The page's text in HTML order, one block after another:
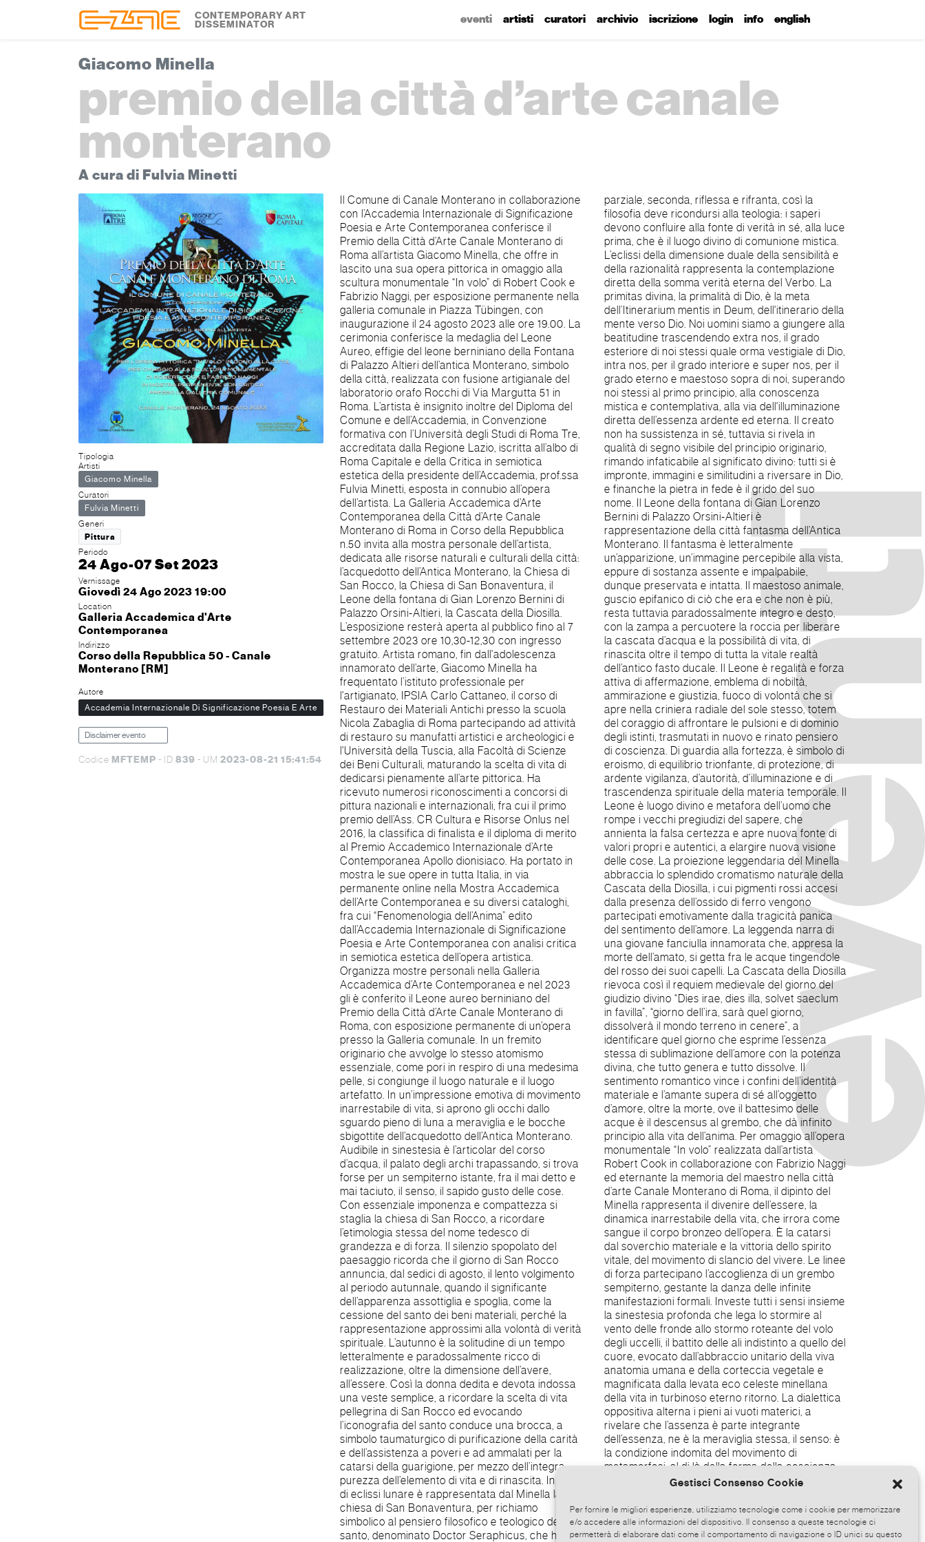
Gestisci Consenso Cookie
Per fornire le migliori esperienze, utilizziamo tecnologie come i cookie per memorizzare
e/o accedere alle informazioni del dispositivo. Il consenso a queste tecnologie ci
permetterà di elaborare dati come il comportamento di navigazione o ID unici su questo
CONTEMPORARY ART
DISSEMINATOR eventi artisti curatori archivio iscrizione login info english
Giacomo Minella
premio della città d’arte canale
monterano
A cura di Fulvia Minetti
Tipologia
Artisti
Giacomo Minella
Curatori
Fulvia Minetti
Generi
Pittura
Periodo
24 Ago-07 Set 2023
Vernissage
Giovedì 24 Ago 2023 19:00
Location
Galleria Accademica d'Arte
Contemporanea
Indirizzo
Corso della Repubblica 50 - Canale
Monterano [RM]
Autore
Accademia Internazionale Di Significazione Poesia E Arte
Disclaimer evento
Codice MFTEMP - ID 839 - UM 2023-08-21 15:41:54
Il Comune di Canale Monterano in collaborazione
con l’Accademia Internazionale di Significazione
Poesia e Arte Contemporanea conferisce il
Premio della Città d’Arte Canale Monterano di
Roma all’artista Giacomo Minella, che offre in
lascito una sua opera pittorica in omaggio alla
scultura monumentale “In volo” di Robert Cook e
Fabrizio Naggi, per esposizione permanente nella
galleria comunale in Piazza Tübingen, con
inaugurazione il 24 agosto 2023 alle ore 19.00. La
cerimonia conferisce la medaglia del Leone
Aureo, effigie del leone berniniano della Fontana
di Palazzo Altieri dell’antica Monterano, simbolo
della città, realizzata con fusione artigianale del
laboratorio orafo Rocchi di Via Margutta 51 in
Roma. L’artista è insignito inoltre del Diploma del
Comune e dell’Accademia, in Convenzione
formativa con l’Università degli Studi di Roma Tre,
accreditata dalla Regione Lazio, iscritta all’albo di
Roma Capitale e della Critica in semiotica
estetica della presidente dell’Accademia, prof.ssa
Fulvia Minetti, esposta in connubio all’opera
dell’artista. La Galleria Accademica d’Arte
Contemporanea della Città d’Arte Canale
Monterano di Roma in Corso della Repubblica
n.50 invita alla mostra personale dell’artista,
dedicata alle risorse naturali e culturali della città:
l’acquedotto dell’Antica Monterano, la Chiesa di
San Rocco, la Chiesa di San Bonaventura, il
Leone della fontana di Gian Lorenzo Bernini di
Palazzo Orsini-Altieri, la Cascata della Diosilla.
L’esposizione resterà aperta al pubblico fino al 7
settembre 2023 ore 10,30-12,30 con ingresso
gratuito. Artista romano, fin dall'adolescenza
innamorato dell’arte, Giacomo Minella ha
frequentato l’istituto professionale per
l'artigianato, IPSIA Carlo Cattaneo, il corso di
Restauro dei Materiali Antichi presso la scuola
Nicola Zabaglia di Roma partecipando ad attività
di restauro su manufatti artistici e archeologici e
l'Università della Tuscia, alla Facoltà di Scienze
dei Beni Culturali, maturando la scelta di vita di
dedicarsi pienamente all’arte pittorica. Ha
ricevuto numerosi riconoscimenti a concorsi di
pittura nazionali e internazionali, fra cui il primo
premio dell’Ass. CR Cultura e Risorse Onlus nel
2016, la classifica di finalista e il diploma di merito
al Premio Accademico Internazionale d’Arte
Contemporanea Apollo dionisiaco. Ha portato in
mostra le sue opere in tutta Italia, in via
permanente online nella Mostra Accademica
dell’Arte Contemporanea e su diversi cataloghi,
fra cui “Fenomenologia dell’Anima” edito
dall’Accademia Internazionale di Significazione
Poesia e Arte Contemporanea con analisi critica
in semiotica estetica dell’opera artistica.
Organizza mostre personali nella Galleria
Accademica d’Arte Contemporanea e nel 2023
gli è conferito il Leone aureo berniniano del
Premio della Città d’Arte Canale Monterano di
Roma, con esposizione permanente di un’opera
presso la Galleria comunale. In un fremito
originario che avvolge lo stesso atomismo
essenziale, come pori in respiro di una medesima
pelle, si congiunge il luogo naturale e il luogo
artefatto. In un’impressione emotiva di movimento
inarrestabile di vita, si aprono gli occhi dallo
sguardo pieno di luna a meraviglia e le bocche
sbigottite dell’acquedotto dell’Antica Monterano.
Audibile in sinestesia è l’articolar del corso
d’acqua, il palato degli archi trapassando, si trova
forse per un sempiterno istante, fra il mai detto e
mai taciuto, il senso, il sapido gusto delle cose.
Con essenziale imponenza e compattezza si
staglia la chiesa di San Rocco, a ricordare
l’etimologia stessa del nome tedesco di
grandezza e di forza. Il silenzio spopolato del
paesaggio ricorda che il giorno di San Rocco
annuncia, dal sedici di agosto, il lento volgimento
al periodo autunnale, quando il significante
dell’apparenza assottiglia e spoglia, come la
cessione del santo dei beni materiali, perché la
rappresentazione approssimi alla volontà di verità
spirituale. L’autunno è la solitudine di un tempo
letteralmente e paradossalmente ricco di
realizzazione, oltre la dimensione dell’avere,
all’essere. Così la donna dedita e devota indossa
una veste semplice, a ricordare la scelta di vita
pellegrina di San Rocco ed evocando
l’iconografia del santo conduce una brocca, a
simbolo taumaturgico di purificazione della carità
e dell’assistenza a poveri e ad ammalati per la
catarsi della guarigione, per mezzo dell’integra
purezza dell’elemento di vita e di rinascita. In fase
di eclissi lunare è rappresentata dal Minella la
chiesa di San Bonaventura, per richiamo
simbolico al pensiero filosofico e teologico del
santo, denominato Doctor Seraphicus, che ha la
parziale, seconda, riflessa e rifranta, così la
filosofia deve ricondursi alla teologia: i saperi
devono confluire alla fonte di verità in sé, alla luce
prima, che è il luogo divino di comunione mistica.
L’eclissi della dimensione duale della sensibilità e
della razionalità rappresenta la contemplazione
diretta della somma verità eterna del Verbo. La
primitas divina, la primalità di Dio, è la meta
dell’Itinerarium mentis in Deum, dell'itinerario della
mente verso Dio. Noi uomini siamo a giungere alla
beatitudine trascendendo extra nos, il grado
esteriore di noi stessi quale orma vestigiale di Dio,
intra nos, per il grado interiore e super nos, per il
grado eterno e maestoso sopra di noi, superando
noi stessi al primo principio, alla conoscenza
mistica e contemplativa, alla via dell'illuminazione
diretta dell’essenza ardente ed eterna. Il creato
non ha sussistenza in sé, tuttavia si rivela in
qualità di segno visibile del principio originario,
rimando infaticabile al significato divino: tutti si è
impronte, immagini e similitudini a riversare in Dio,
e finanche la pietra in fede è il grido del suo
nome. Il Leone della fontana di Gian Lorenzo
Bernini di Palazzo Orsini-Altieri è
rappresentazione della città fantasma dell’Antica
Monterano. Il fantasma è letteralmente
un’apparizione, un’immagine percepibile alla vista,
eppure di sostanza assente e impalpabile,
dunque preservata e intatta. Il maestoso animale,
guscio epifanico di ciò che era e che non è più,
resta tuttavia paradossalmente integro e desto,
con la zampa a percuotere la roccia per liberare
la cascata d’acqua e la possibilità di vita, di
rinascita oltre il tempo di tutta la vitale realtà
dell’antico fasto ducale. Il Leone è regalità e forza
attiva di affermazione, emblema di nobiltà,
ammirazione e giustizia, fuoco di volontà che si
apre nella criniera radiale del sole stesso, totem
del coraggio di affrontare le pulsioni e di dominio
degli istinti, trasmutati in nuovo e rinato pensiero
di coscienza. Di guardia alla fortezza, è simbolo di
eroismo, di equilibrio trionfante, di protezione, di
ardente vigilanza, d’autorità, d’illuminazione e di
trascendenza spirituale della materia temporale. Il
Leone è luogo divino e metafora dell’uomo che
rompe i vecchi pregiudizi del sapere, che
annienta la falsa certezza e apre nuova fonte di
valori propri e autentici, a elargire nuova visione
delle cose. La proiezione leggendaria del Minella
abbraccia lo splendido cromatismo naturale della
Cascata della Diosilla, i cui pigmenti rossi accesi
dalla presenza dell’ossido di ferro vengono
partecipati emotivamente dalla tragicità panica
del sentimento dell’amore. La leggenda narra di
una giovane fanciulla innamorata che, appresa la
morte dell’amato, si getta fra le acque tingendole
del rosso dei suoi capelli. La Cascata della Diosilla
rievoca così il requiem medievale del giorno del
giudizio divino “Dies irae, dies illa, solvet saeclum
in favilla”, “giorno dell’ira, sarà quel giorno,
dissolverà il mondo terreno in cenere”, a
identificare quel giorno che esprime l’essenza
stessa di sublimazione dell’amore con la potenza
divina, che tutto genera e tutto dissolve. Il
sentimento romantico vince i confini dell’identità
materiale e l’amante supera di sé all’oggetto
d’amore, oltre la morte, ove il battesimo delle
acque è il descensus al grembo, che dà infinito
principio alla vita dell’anima. Per omaggio all’opera
monumentale “In volo” realizzata dall’artista
Robert Cook in collaborazione con Fabrizio Naggi
ed eternante la memoria del maestro nella città
d’arte Canale Monterano di Roma, il dipinto del
Minella rappresenta il divenire dell’essere, la
dinamica inarrestabile della vita, che irrora come
sangue il corpo bronzeo dell’opera. È la catarsi
dal soverchio materiale e la vittoria dello spirito
vitale, del movimento di slancio del vivere. Le linee
di forza partecipano l’accoglienza di un grembo
sempiterno, gestante la danza delle infinite
manifestazioni formali. Investe tutti i sensi insieme
la sinestesia profonda che lega lo stormire al
vento delle fronde allo stormo roteante del volo
degli uccelli, il battito delle ali indistinto a quello del
cuore, evocato dall’abbraccio unitario della viva
anatomia umana e della corteccia vegetale e
magnificata dalla levata eco celeste minellana
della vita in turbinoso eterno ritorno. La dialettica
oppositiva alterna i pieni ai vuoti materici, a
rivelare che l’assenza è parte integrante
dell’essenza, ne è la meraviglia stessa, il senso: è
la condizione indomita del movimento di
metamorfosi, al di là della forma della coscienza,
per una rappresentazione in transito di verità. È
eterna filogenesi che, come ispira la poesia
minettiana in basamento, “corona infinito
muovere di vita”. (Fulvia Minetti)
https://www.accademiapoesiarte.it/premio-